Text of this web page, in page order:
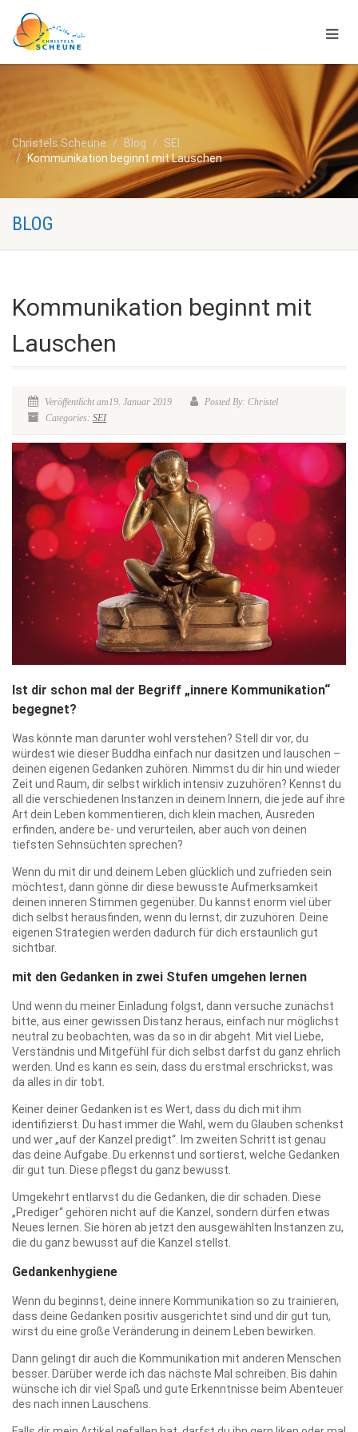
Christels Scheune Blog
SEI
Kommunikation beginnt mit Lauschen
BLOG
Kommunikation beginnt mit
Lauschen
Veröffentlicht am19. Januar 2019
Posted By: Christel
Categories: SEI
Ist dir schon mal der Begriff „innere Kommunikation“
begegnet?
Was könnte man darunter wohl verstehen? Stell dir vor, du
würdest wie dieser Buddha einfach nur dasitzen und lauschen –
deinen eigenen Gedanken zuhören. Nimmst du dir hin und wieder
Zeit und Raum, dir selbst wirklich intensiv zuzuhören? Kennst du
all die verschiedenen Instanzen in deinem Innern, die jede auf ihre
Art dein Leben kommentieren, dich klein machen, Ausreden
erfinden, andere be- und verurteilen, aber auch von deinen
tiefsten Sehnsüchten sprechen?
Wenn du mit dir und deinem Leben glücklich und zufrieden sein
möchtest, dann gönne dir diese bewusste Aufmerksamkeit
deinen inneren Stimmen gegenüber. Du kannst enorm viel über
dich selbst herausfinden, wenn du lernst, dir zuzuhören. Deine
eigenen Strategien werden dadurch für dich erstaunlich gut
sichtbar.
mit den Gedanken in zwei Stufen umgehen lernen
Und wenn du meiner Einladung folgst, dann versuche zunächst
bitte, aus einer gewissen Distanz heraus, einfach nur möglichst
neutral zu beobachten, was da so in dir abgeht. Mit viel Liebe,
Verständnis und Mitgefühl für dich selbst darfst du ganz ehrlich
werden. Und es kann es sein, dass du erstmal erschrickst, was
da alles in dir tobt.
Keiner deiner Gedanken ist es Wert, dass du dich mit ihm
identifizierst. Du hast immer die Wahl, wem du Glauben schenkst
und wer „auf der Kanzel predigt“. Im zweiten Schritt ist genau
das deine Aufgabe. Du erkennst und sortierst, welche Gedanken
dir gut tun. Diese pflegst du ganz bewusst.
Umgekehrt entlarvst du die Gedanken, die dir schaden. Diese
„Prediger“ gehören nicht auf die Kanzel, sondern dürfen etwas
Neues lernen. Sie hören ab jetzt den ausgewählten Instanzen zu,
die du ganz bewusst auf die Kanzel stellst.
Gedankenhygiene
Wenn du beginnst, deine innere Kommunikation so zu trainieren,
dass deine Gedanken positiv ausgerichtet sind und dir gut tun,
wirst du eine große Veränderung in deinem Leben bewirken.
Dann gelingt dir auch die Kommunikation mit anderen Menschen
besser. Darüber werde ich das nächste Mal schreiben. Bis dahin
wünsche ich dir viel Spaß und gute Erkenntnisse beim Abenteuer
des nach innen Lauschens.